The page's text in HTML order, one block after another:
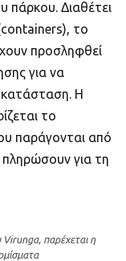
πάρκου. Διαθέτει
το
προσληφθεί
για να
Η
το
παράγονται από
πληρώσουν για τη
Virunga, παρέχεται η